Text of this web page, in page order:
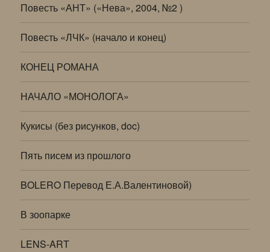
Повесть «АНТ» («Нева», 2004, №2 )
Повесть «ЛЧК» (начало и конец)
КОНЕЦ РОМАНА
НАЧАЛО «МОНОЛОГА»
Кукисы (без рисунков, doc)
Пять писем из прошлого
BOLERO Перевод Е.А.Валентиновой)
В зоопарке
LENS-ART